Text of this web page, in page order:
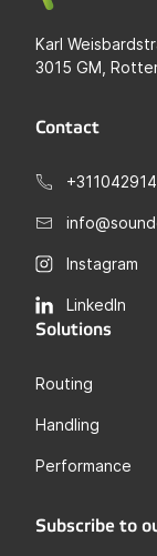
Karl
3015 GM,
Contact
Instagram
LinkedIn
Solutions
Routing
Handling
Performance
Subscribe to